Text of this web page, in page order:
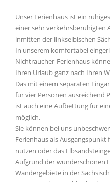
Unser Ferienhaus ist ein
einer sehr verkehrsberuhigten
inmitten der linkselbischen
In unserem komfortabel
Nichtraucher-Ferienhaus
Ihren Urlaub ganz nach Ihren
Das mit einem separaten
für vier Personen ausreichend
ist auch eine Aufbettung für
möglich.
Sie können bei uns
Ferienhaus als
nutzen oder das
Aufgrund der wunderschönen
Wandergebiete in der